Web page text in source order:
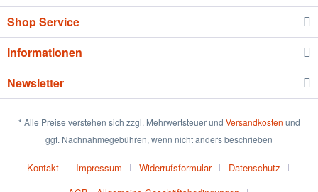
Shop Service
Informationen
Newsletter
* Alle Preise verstehen sich zzgl. Mehrwertsteuer und Versandkosten und
ggf. Nachnahmegebühren, wenn nicht anders beschrieben
Kontakt Impressum Widerrufsformular
Datenschutz